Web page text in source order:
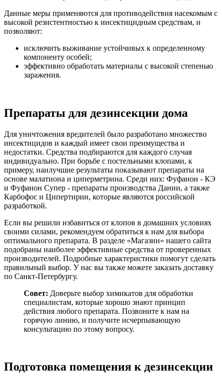
Данные меры применяются для противодействия насекомым с
высокой резистентностью к инсектицидным средствам, и
позволяют:
исключить выживание устойчивых к определенному
компоненту особей;
эффективно обработать материалы с высокой степенью
заражения.
Препараты для дезинсекции дома
Для уничтожения вредителей было разработано множество
инсектицидов и каждый имеет свои преимущества и
недостатки. Средства подбираются для каждого случая
индивидуально. При борьбе с постельными клопами, к
примеру, наилучшие результаты показывают препараты на
основе малатиона и циперметрина. Среди них: Фуфанон - КЭ
и Фуфанон Супер - препараты производства Дании, а также
Карбофос и Ципертирин, которые являются российской
разработкой.
Если вы решили избавиться от клопов в домашних условиях
своими силами, рекомендуем обратиться к нам для выбора
оптимального препарата. В разделе «Магазин» нашего сайта
подобраны наиболее эффективные средства от проверенных
производителей. Подробные характеристики помогут сделать
правильный выбор. У нас вы также можете заказать доставку
по Санкт-Петербургу.
Совет: Доверьте выбор химикатов для обработки
специалистам, которые хорошо знают принцип
действия любого препарата. Позвоните к нам на
горячую линию, и получите исчерпывающую
консультацию по этому вопросу.
Подготовка помещения к дезинсекции